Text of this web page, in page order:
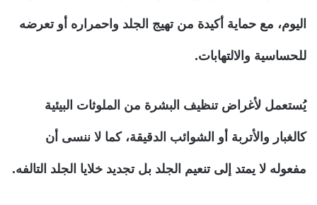
اليوم، مع حماية أكيدة من تهيج الجلد واحمراره أو تعرضه
للحساسية والالتهابات.
يُستعمل لأغراض تنظيف البشرة من الملوثات البيئية
كالغبار والأتربة أو الشوائب الدقيقة، كما لا ننسى أن
مفعوله لا يمتد إلى تنعيم الجلد بل تجديد خلايا الجلد التالفه.